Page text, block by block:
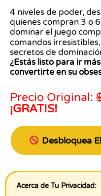
4 niveles de poder,
quienes compran 3 o
dominar el juego
comandos
secretos de
¿Estás listo para ir
convertirte en su
Precio Original:
¡GRATIS!
Desbloquea
Acerca de Tu Privacidad: